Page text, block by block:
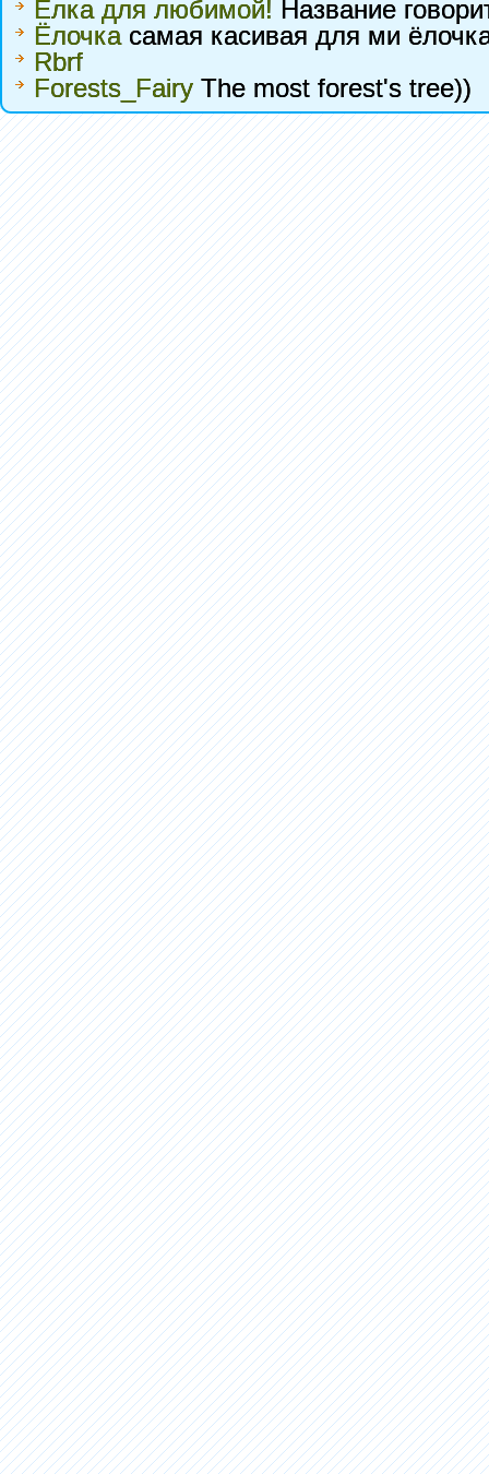
Елка для любимой! Название
Ёлочкасамая касивая для ми
Rbrf
Forests_Fairy The most forest's tree))